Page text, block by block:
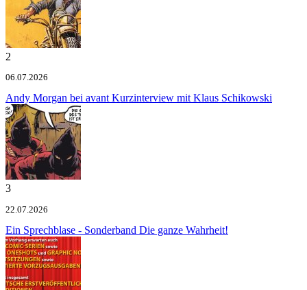
2
06.07.2026
Andy Morgan bei avant Kurzinterview mit Klaus Schikowski
3
22.07.2026
Ein Sprechblase - Sonderband Die ganze Wahrheit!